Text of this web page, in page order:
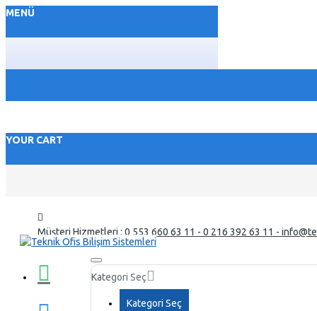
MENÜ
YOUR CART
Müşteri Hizmetleri : 0 553 660 63 11 - 0 216 392 63 11 -
Kategori Seç
Kategori Seç